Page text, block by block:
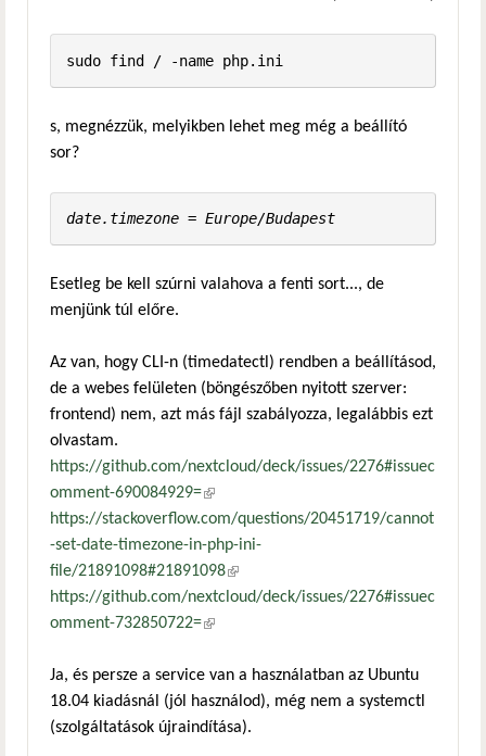
sudo find / -name php.ini
s, megnézzük, melyikben lehet meg még a beállító
sor?
date.timezone = Europe/Budapest
Esetleg be kell szúrni valahova a fenti sort..., de
menjünk túl előre.
Az van, hogy CLI-n (timedatectl) rendben a beállításod,
de a webes felületen (böngészőben nyitott szerver:
frontend) nem, azt más fájl szabályozza, legalábbis ezt
olvastam.
https://github.com/nextcloud/deck/issues/2276#issuec
omment-690084929=(külső hivatkozás)
https://stackoverflow.com/questions/20451719/cannot
-set-date-timezone-in-php-ini-
file/21891098#21891098(külső hivatkozás)
https://github.com/nextcloud/deck/issues/2276#issuec
omment-732850722=(külső hivatkozás)
Ja, és persze a service van a használatban az Ubuntu
18.04 kiadásnál (jól használod), még nem a systemctl
(szolgáltatások újraindítása).